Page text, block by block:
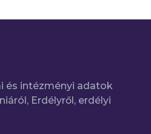
és intézményi adatok
Erdélyről, erdélyi